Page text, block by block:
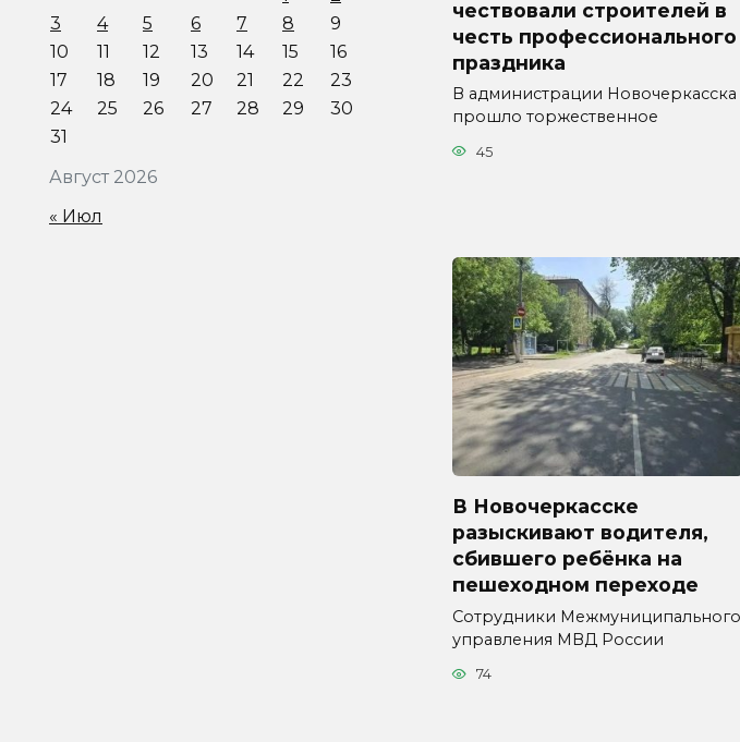
чествовали строителей в
честь профессионального
праздника
В администрации Новочеркасска
прошло торжественное
45
В Новочеркасске
разыскивают водителя,
сбившего ребёнка на
пешеходном переходе
Сотрудники Межмуниципального
управления МВД России
74
Август 2026
3
4 5 6 7 8
9
10
11 12 13 14 15
16
17
18 19 20 21 22
23
24
25 26 27 28 29
30
31
« Июл